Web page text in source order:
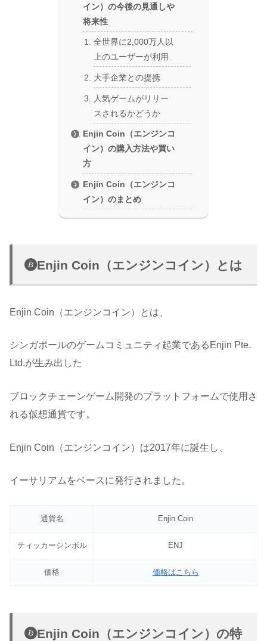
イン）の今後の見通しや
将来性
全世界に2,000万人以
上のユーザーが利用
大手企業との提携
人気ゲームがリリー
スされるかどうか
Enjin Coin（エンジンコ
イン）の購入方法や買い
方
Enjin Coin（エンジンコ
イン）のまとめ
Enjin Coin（エンジンコイン）とは
Enjin Coin（エンジンコイン）とは、
シンガポールのゲームコミュニティ起業であるEnjin Pte.
Ltd.が生み出した
ブロックチェーンゲーム開発のプラットフォームで使用さ
れる仮想通貨です。
Enjin Coin（エンジンコイン）は2017年に誕生し、
イーサリアムをベースに発行されました。
通貨名 Enjin Coin
ティッカーシンボル ENJ
価格 価格はこちら
Enjin Coin（エンジンコイン）の特